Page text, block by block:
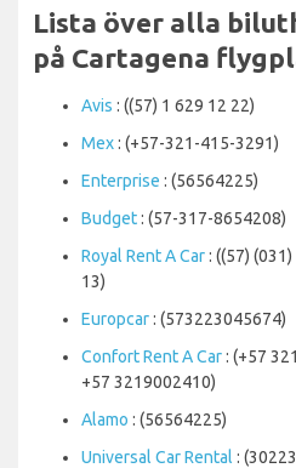
Lista över alla
på Cartagena
Avis : ((57) 1 629 12 22)
Mex: (+57-321-415-3291)
Enterprise : (56564225)
Budget: (57-317-8654208)
Royal Rent A Car: ((57)
13)
Europcar: (573223045674)
Confort Rent A Car: (+57
+57 3219002410)
Alamo : (56564225)
Universal Car Rental :